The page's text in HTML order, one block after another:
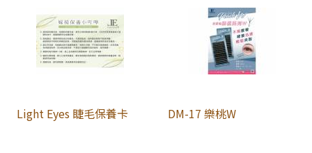
Light Eyes 睫毛保養卡 DM-17 樂桃W